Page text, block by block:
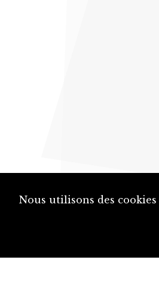
Nous utilisons des